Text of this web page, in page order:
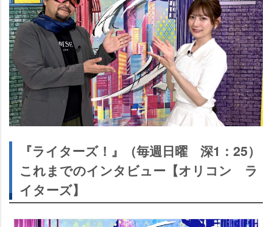
『ライターズ！』（毎週日曜 深1：25）
これまでのインタビュー【オリコン ラ
イターズ】